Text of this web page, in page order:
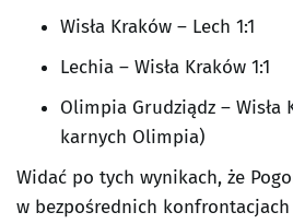
Wisła Kraków – Lech 1:1
Lechia – Wisła Kraków 1:1
Olimpia Grudziądz – Wisła
karnych Olimpia)
Widać po tych wynikach, że
w bezpośrednich konfrontacjach